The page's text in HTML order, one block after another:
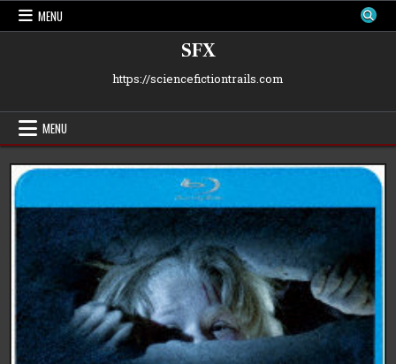
Skip
MENU
SFX
https://sciencefictiontrails.com
MENU